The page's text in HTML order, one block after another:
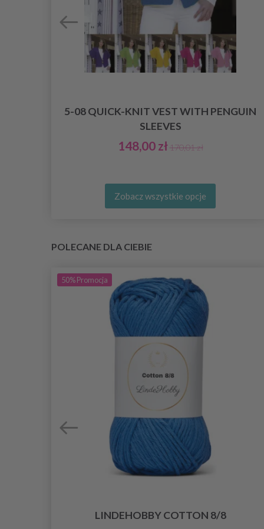
5-08 QUICK-KNIT VEST WITH PENGUIN
SLEEVES
148,00 zł 170,01 zł
Zobacz wszystkie opcje
POLECANE DLA CIEBIE
50%Promocja
LINDEHOBBY COTTON 8/8